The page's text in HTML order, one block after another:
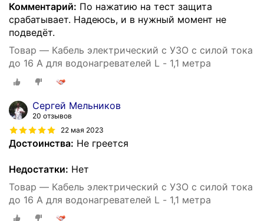
Комментарий: По нажатию на тест защита
срабатывает. Надеюсь, и в нужный момент не
подведёт.
Товар — Кабель электрический с УЗО с силой тока
до 16 А для водонагревателей L - 1,1 метра
Сергей Мельников
20 отзывов
22 мая 2023
Достоинства: Не греется
Недостатки: Нет
Товар — Кабель электрический с УЗО с силой тока
до 16 А для водонагревателей L - 1,1 метра